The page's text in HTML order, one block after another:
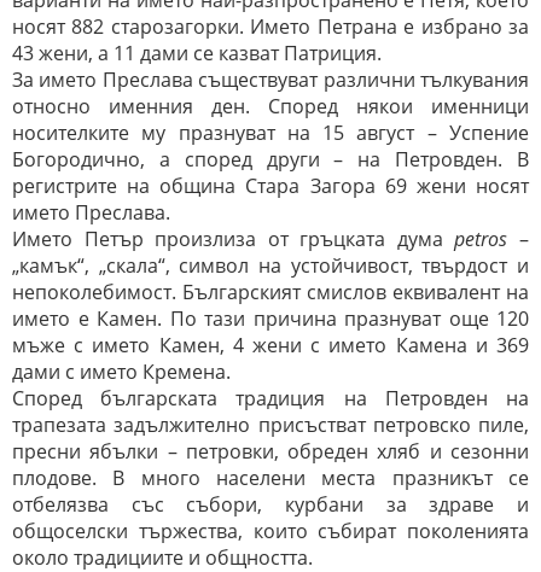
носят 882 старозагорки. Името Петрана е избрано за
43 жени, а 11 дами се казват Патриция.
За името Преслава съществуват различни тълкувания
относно именния ден. Според някои именници
носителките му празнуват на 15 август – Успение
Богородично, а според други – на Петровден. В
регистрите на община Стара Загора 69 жени носят
името Преслава.
Името Петър произлиза от гръцката думаpetros –
„камък“, „скала“, символ на устойчивост, твърдост и
непоколебимост. Българският смислов еквивалент на
името е Камен. По тази причина празнуват още 120
мъже с името Камен, 4 жени с името Камена и 369
дами с името Кремена.
Според българската традиция на Петровден на
трапезата задължително присъстват петровско пиле,
пресни ябълки – петровки, обреден хляб и сезонни
плодове. В много населени места празникът се
отбелязва със събори, курбани за здраве и
общоселски тържества, които събират поколенията
около традициите и общността.